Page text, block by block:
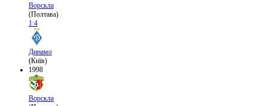
Ворскла
(Полтава)
1:4
Динамо
(Київ)
1998
Ворскла